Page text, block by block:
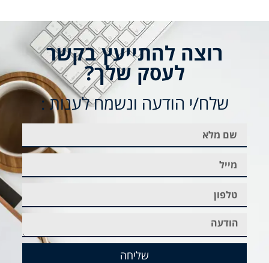
רוצה להתייעץ בקשר
לעסק שלך?
שלח/י הודעה ונשמח לענות :
שליחה